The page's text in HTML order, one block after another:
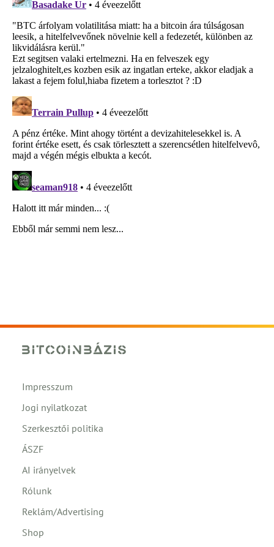
Impresszum
Jogi nyilatkozat
Szerkesztői politika
ÁSZF
AI irányelvek
Rólunk
Reklám/Advertising
Shop